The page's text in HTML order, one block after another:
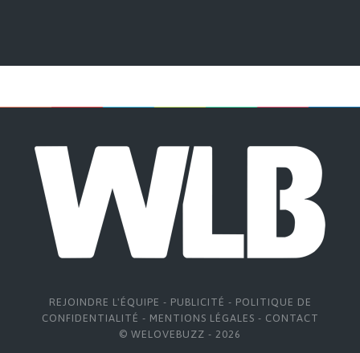
REJOINDRE L'ÉQUIPE - PUBLICITÉ - POLITIQUE DE
CONFIDENTIALITÉ - MENTIONS LÉGALES - CONTACT
© WELOVEBUZZ - 2026